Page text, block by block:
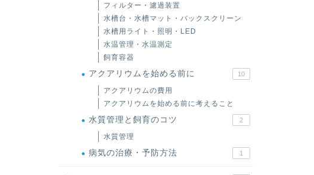
フィルター・濾過装置
水槽台・水槽マット・バックスクリーン
水槽用ライト・照明・LED
水温管理・水温測定
飼育容器
アクアリウムを始める前に 10
アクアリウムの費用
アクアリウムを始める前に考えること
水質管理と飼育のコツ 2
水質管理
病気の治療・予防方法 1